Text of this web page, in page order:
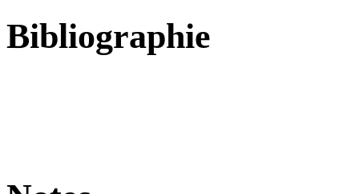
Bibliographie